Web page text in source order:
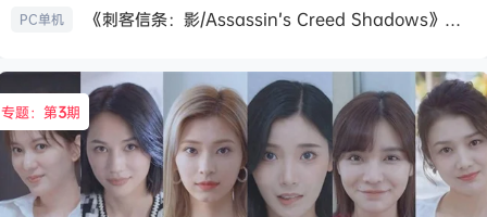
PC单机 《刺客信条：影/Assassin’s Creed Shadows》免安装版，非虚拟机
专题：第3期